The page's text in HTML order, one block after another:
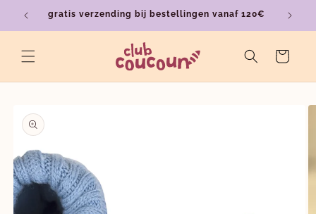
naar de
content
gratis verzending bij bestellingen vanaf 120€
Winkelwagen
direct naar